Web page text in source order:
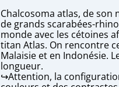
Chalcosoma atlas, de son
de grands scarabées-
monde avec les cétoines
titan Atlas. On rencontre
Malaisie et en Indonésie.
longueur.
↪️Attention, la